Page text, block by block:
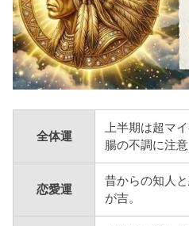
全体運
上半期は超マ
腸の不調に注意
恋愛運
昔からの知人
が吉。